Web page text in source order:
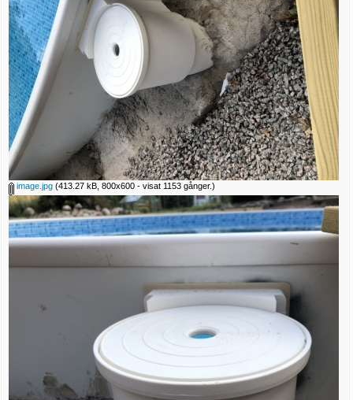
image.jpg (413.27 kB, 800x600 - visat 1153 gånger.)